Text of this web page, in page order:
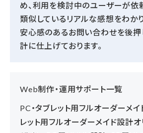
め、利用を検討中のユーザーが依
類似しているリアルな感想をわかり
安心感のあるお問い合わせを後押
計に仕上げております。
Web制作・運用サポート一覧
PC・タブレット用フルオーダーメイ
レット用フルオーダーメイド設計